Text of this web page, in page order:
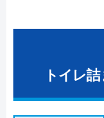
トイレ